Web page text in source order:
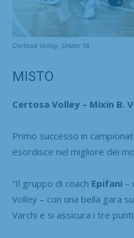
Certosa Volley, Under 16
MISTO
Certosa Volley – Mixin B.
Primo successo in
esordisce nel migliore dei
“Il gruppo di coach Epifani –
Volley – con una bella gara
Varchi e si assicura i tre punti